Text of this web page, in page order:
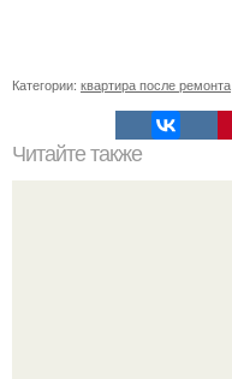
Категории: квартира после ремонта
Читайте также